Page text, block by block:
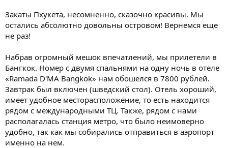
Закаты Пхукета, несомненно, сказочно красивы. Мы
остались абсолютно довольны островом! Вернемся еще
не раз!
Набрав огромный мешок впечатлений, мы прилетели в
Бангкок. Номер с двумя спальнями на одну ночь в отеле
«Ramada D'MA Bangkok» нам обошелся в 7800 рублей.
Завтрак был включен (шведский стол). Отель хороший,
имеет удобное месторасположение, то есть находится
рядом с международными ТЦ. Также, рядом с нами
располагалась станция метро, что было неимоверно
удобно, так как мы собирались отправиться в аэропорт
именно на нем.